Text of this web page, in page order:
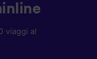
viaggi al